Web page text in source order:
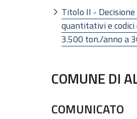
Titolo II -
quantitativi e
3.500 ton./anno a
COMUNE DI
COMUNICATO